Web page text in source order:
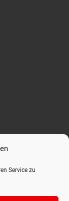
Service zu